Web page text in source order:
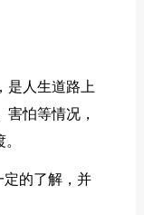
是人生道路上
怕等情况，
定的了解，并